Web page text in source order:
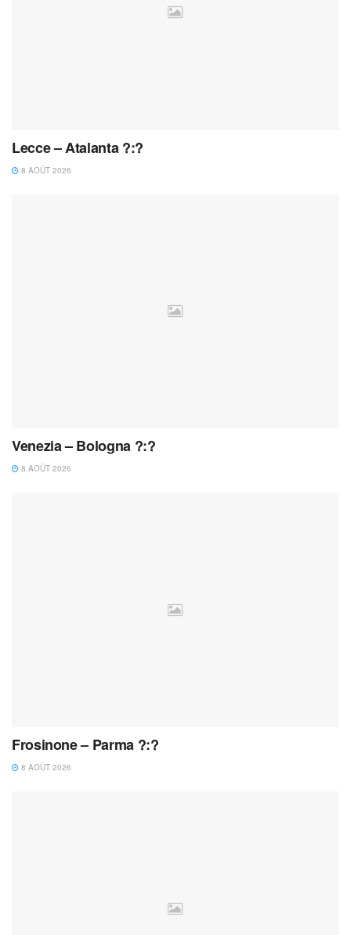
Lecce – Atalanta ?:?
8 AOÛT 2026
Venezia – Bologna ?:?
8 AOÛT 2026
Frosinone – Parma ?:?
8 AOÛT 2026